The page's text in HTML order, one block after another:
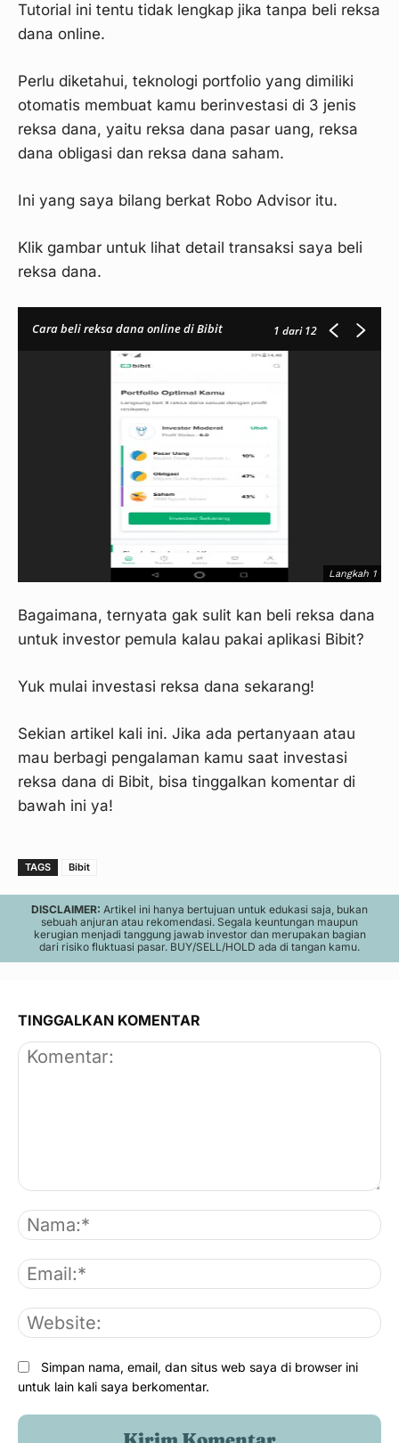
Tutorial ini tentu tidak lengkap jika tanpa beli reksa
dana online.
Perlu diketahui, teknologi portfolio yang dimiliki
otomatis membuat kamu berinvestasi di 3 jenis
reksa dana, yaitu reksa dana pasar uang, reksa
dana obligasi dan reksa dana saham.
Ini yang saya bilang berkat Robo Advisor itu.
Klik gambar untuk lihat detail transaksi saya beli
reksa dana.
Cara beli reksa dana online di Bibit 1 dari 12
Langkah 1
Bagaimana, ternyata gak sulit kan beli reksa dana
untuk investor pemula kalau pakai aplikasi Bibit?
Yuk mulai investasi reksa dana sekarang!
Sekian artikel kali ini. Jika ada pertanyaan atau
mau berbagi pengalaman kamu saat investasi
reksa dana di Bibit, bisa tinggalkan komentar di
bawah ini ya!
TAGS Bibit
DISCLAIMER: Artikel ini hanya bertujuan untuk edukasi saja, bukan
sebuah anjuran atau rekomendasi. Segala keuntungan maupun
kerugian menjadi tanggung jawab investor dan merupakan bagian
dari risiko fluktuasi pasar. BUY/SELL/HOLD ada di tangan kamu.
TINGGALKAN KOMENTAR
Simpan nama, email, dan situs web saya di browser ini
untuk lain kali saya berkomentar.